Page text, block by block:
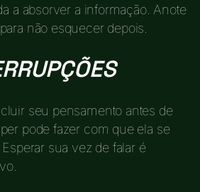
a absorver a informação. Anote
não esquecer depois.
seu pensamento antes de
pode fazer com que ela se
sua vez de falar é